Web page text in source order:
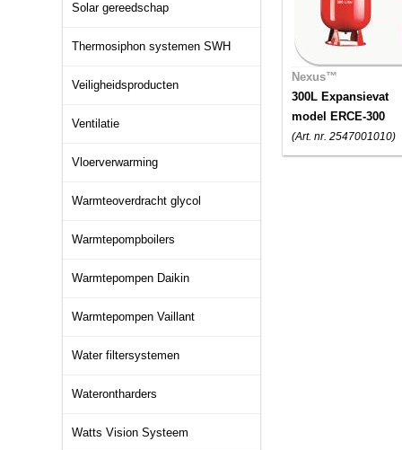
Solar gereedschap
Thermosiphon systemen SWH
Veiligheidsproducten
Ventilatie
Vloerverwarming
Warmteoverdracht glycol
Warmtepompboilers
Warmtepompen Daikin
Warmtepompen Vaillant
Water filtersystemen
Waterontharders
Watts Vision Systeem
Nexus™
300L Expansievat
model ERCE-300
(Art. nr. 2547001010)